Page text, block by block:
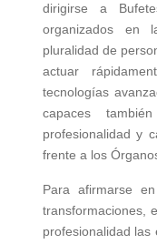
dirigirse a
organizados en
pluralidad de
actuar
tecnologías
capaces
profesionalidad y
frente a los
Para afirmarse
transformaciones,
profesionalidad las